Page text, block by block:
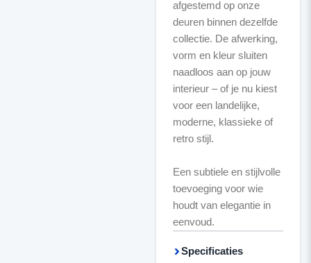
afgestemd op onze
deuren binnen dezelfde
collectie. De afwerking,
vorm en kleur sluiten
naadloos aan op jouw
interieur – of je nu kiest
voor een landelijke,
moderne, klassieke of
retro stijl.
Een subtiele en stijlvolle
toevoeging voor wie
houdt van elegantie in
eenvoud.
Specificaties